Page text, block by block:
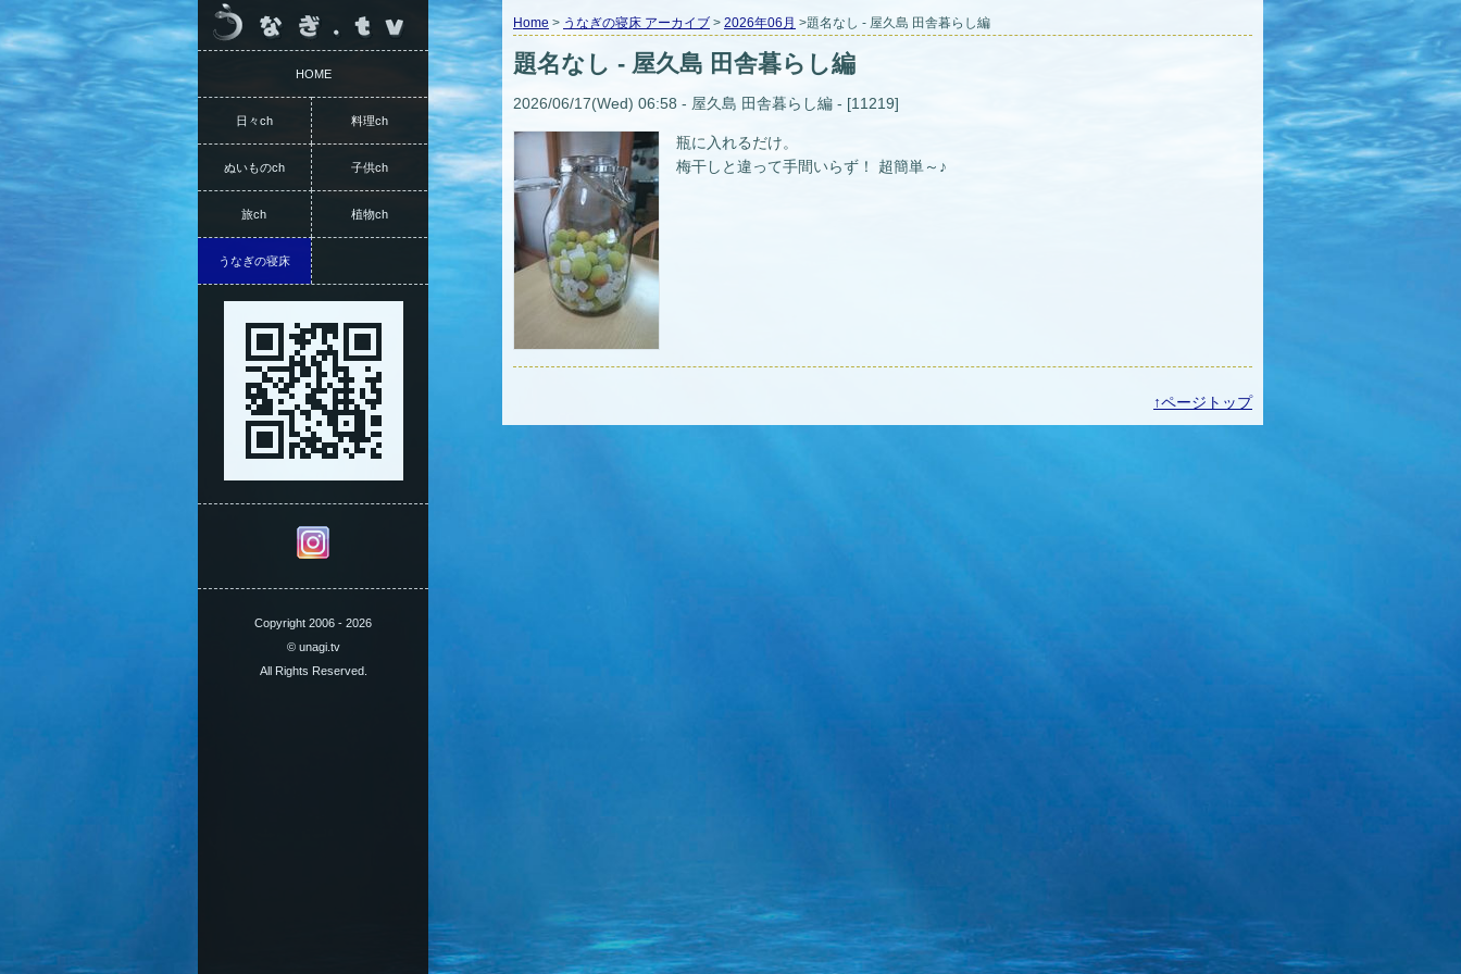
Home > うなぎの寝床 アーカイブ > 2026年06月 >題名なし - 屋久島 田舎暮らし編
題名なし - 屋久島 田舎暮らし編
2026/06/17(Wed) 06:58 - 屋久島 田舎暮らし編 - [11219]
瓶に入れるだけ。
梅干しと違って手間いらず！ 超簡単～♪
↑ページトップ
HOME
日々ch 料理ch
ぬいものch 子供ch
旅ch 植物ch
うなぎの寝床
Copyright 2006 - 2026
© unagi.tv
All Rights Reserved.